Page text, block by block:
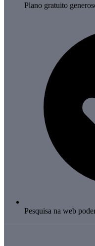
Plano gratuito
Pesquisa na web